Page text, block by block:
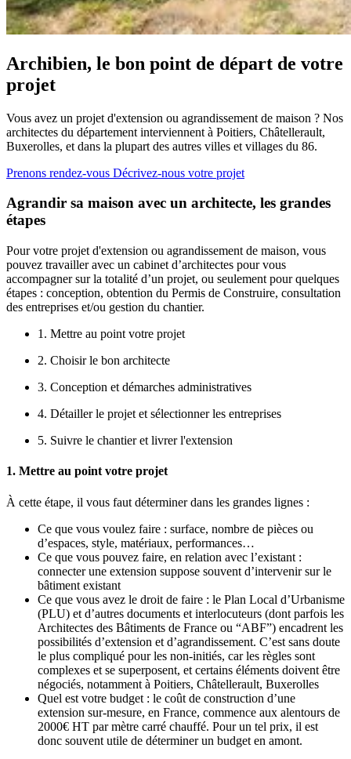
Archibien, le bon point de départ de votre
projet
Vous avez un projet d'extension ou agrandissement de maison ? Nos
architectes du département interviennent à Poitiers, Châtellerault,
Buxerolles, et dans la plupart des autres villes et villages du 86.
Prenons rendez-vous Décrivez-nous votre projet
Agrandir sa maison avec un architecte, les grandes
étapes
Pour votre projet d'extension ou agrandissement de maison, vous
pouvez travailler avec un cabinet d’architectes pour vous
accompagner sur la totalité d’un projet, ou seulement pour quelques
étapes : conception, obtention du Permis de Construire, consultation
des entreprises et/ou gestion du chantier.
1. Mettre au point votre projet
2. Choisir le bon architecte
3. Conception et démarches administratives
4. Détailler le projet et sélectionner les entreprises
5. Suivre le chantier et livrer l'extension
1. Mettre au point votre projet
À cette étape, il vous faut déterminer dans les grandes lignes :
Ce que vous voulez faire : surface, nombre de pièces ou
d’espaces, style, matériaux, performances…
Ce que vous pouvez faire, en relation avec l’existant :
connecter une extension suppose souvent d’intervenir sur le
bâtiment existant
Ce que vous avez le droit de faire : le Plan Local d’Urbanisme
(PLU) et d’autres documents et interlocuteurs (dont parfois les
Architectes des Bâtiments de France ou “ABF”) encadrent les
possibilités d’extension et d’agrandissement. C’est sans doute
le plus compliqué pour les non-initiés, car les règles sont
complexes et se superposent, et certains éléments doivent être
négociés, notamment à Poitiers, Châtellerault, Buxerolles
Quel est votre budget : le coût de construction d’une
extension sur-mesure, en France, commence aux alentours de
2000€ HT par mètre carré chauffé. Pour un tel prix, il est
donc souvent utile de déterminer un budget en amont.